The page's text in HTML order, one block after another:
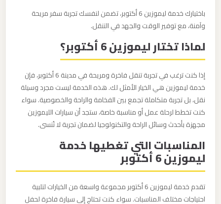
باختيارك خدمة ليموزين 6 أكتوبر، تضمن لنفسك تجربة سفر مريحة
وآمنة، مع توفير الوقت والجهد في التنقل.
لماذا تختار ليموزين 6 أكتوبر؟
إذا كنت ترغب في تجربة تنقل فاخرة ومريحة في مدينة 6 أكتوبر، فإن
خدمة ليموزين هي الخيار الأمثل لك. هذه الخدمة ليست مجرد وسيلة
نقل، بل تجربة متكاملة تجمع بين الفخامة والراحة والخصوصية. سواء
كنت تخطط لرحلة عمل أو مناسبة خاصة، ستجد أن سيارات الليموزين
مجهزة بأحدث وسائل الراحة والتكنولوجيا لضمان تجربة لا تُنسى.
المناسبات التي تغطيها خدمة
ليموزين 6 أكتوبر
تقدم خدمة ليموزين 6 أكتوبر مجموعة واسعة من الخيارات لتلبية
احتياجات مختلف المناسبات. سواء كنت تحتاج إلى سيارة فاخرة لحفل
ليموزين
مطار
القاهرة
ليموزين
القاهرة
للاسكندرية
ليموزين
القاهرة